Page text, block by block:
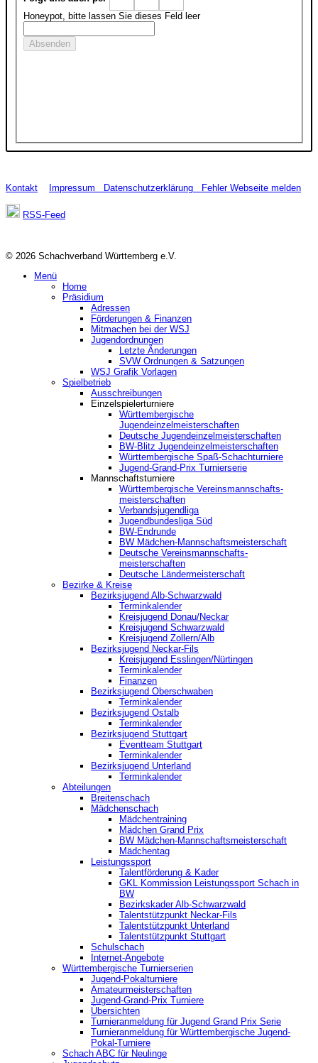
Honeypot, bitte lassen Sie dieses Feld leer
Kontakt Impressum Datenschutzerklärung Fehler Webseite melden
RSS-Feed
© 2026 Schachverband Württemberg e.V.
Menü
Home
Präsidium
Adressen
Förderungen & Finanzen
Mitmachen bei der WSJ
Jugendordnungen
Letzte Änderungen
SVW Ordnungen & Satzungen
WSJ Grafik Vorlagen
Spielbetrieb
Ausschreibungen
Einzelspielerturniere
Württembergische
Jugendeinzelmeisterschaften
Deutsche Jugendeinzelmeisterschaften
BW-Blitz Jugendeinzelmeisterschaften
Württembergische Spaß-Schachturniere
Jugend-Grand-Prix Turnierserie
Mannschaftsturniere
Württembergische Vereinsmannschafts-
meisterschaften
Verbandsjugendliga
Jugendbundesliga Süd
BW-Endrunde
BW Mädchen-Mannschaftsmeisterschaft
Deutsche Vereinsmannschafts-
meisterschaften
Deutsche Ländermeisterschaft
Bezirke & Kreise
Bezirksjugend Alb-Schwarzwald
Terminkalender
Kreisjugend Donau/Neckar
Kreisjugend Schwarzwald
Kreisjugend Zollern/Alb
Bezirksjugend Neckar-Fils
Kreisjugend ‎Esslingen/Nürtingen
Terminkalender
Finanzen
Bezirksjugend Oberschwaben
Terminkalender
Bezirksjugend Ostalb
Terminkalender
Bezirksjugend Stuttgart
‎Eventteam Stuttgart
Terminkalender
Bezirksjugend Unterland
Terminkalender
Abteilungen
Breitenschach
Mädchenschach
Mädchentraining
Mädchen Grand Prix
BW Mädchen-Mannschaftsmeisterschaft
Mädchentag
Leistungssport
Talentförderung & Kader
GKL Kommission Leistungssport Schach in
BW
Bezirkskader Alb-Schwarzwald
Talentstützpunkt Neckar-Fils
Talentstützpunkt Unterland
Talentstützpunkt Stuttgart
Schulschach
Internet-Angebote
Württembergische Turnierserien
Jugend-Pokalturniere
Amateurmeisterschaften
Jugend-Grand-Prix Turniere
Übersichten
Turnieranmeldung für Jugend Grand Prix Serie
Turnieranmeldung für Württembergische Jugend-
Pokal-Turniere
Schach ABC für Neulinge